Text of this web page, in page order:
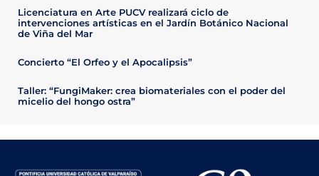
Licenciatura en Arte PUCV realizará ciclo de
intervenciones artísticas en el Jardín Botánico Nacional
de Viña del Mar
Concierto “El Orfeo y el Apocalipsis”
Taller: “FungiMaker: crea biomateriales con el poder del
micelio del hongo ostra”